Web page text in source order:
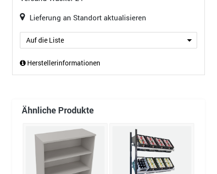
Lieferung an Standort aktualisieren
Auf die Liste
Herstellerinformationen
Ähnliche Produkte